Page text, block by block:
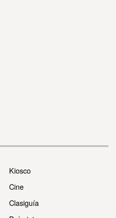
Kiosco
Cine
Clasiguía